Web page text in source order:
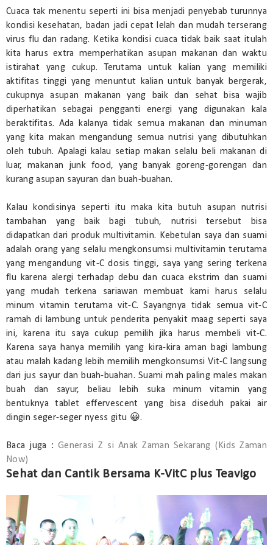
Cuaca tak menentu seperti ini bisa menjadi penyebab turunnya
kondisi kesehatan, badan jadi cepat lelah dan mudah terserang
virus flu dan radang. Ketika kondisi cuaca tidak baik saat itulah
kita harus extra memperhatikan asupan makanan dan waktu
istirahat yang cukup. Terutama untuk kalian yang memiliki
aktifitas tinggi yang menuntut kalian untuk banyak bergerak,
cukupnya asupan makanan yang baik dan sehat bisa wajib
diperhatikan sebagai pengganti energi yang digunakan kala
beraktifitas. Ada kalanya tidak semua makanan dan minuman
yang kita makan mengandung semua nutrisi yang dibutuhkan
oleh tubuh. Apalagi kalau setiap makan selalu beli makanan di
luar, makanan junk food, yang banyak goreng-gorengan dan
kurang asupan sayuran dan buah-buahan.
Kalau kondisinya seperti itu maka kita butuh asupan nutrisi
tambahan yang baik bagi tubuh, nutrisi tersebut bisa
didapatkan dari produk multivitamin. Kebetulan saya dan suami
adalah orang yang selalu mengkonsumsi multivitamin terutama
yang mengandung vit-C dosis tinggi, saya yang sering terkena
flu karena alergi terhadap debu dan cuaca ekstrim dan suami
yang mudah terkena sariawan membuat kami harus selalu
minum vitamin terutama vit-C. Sayangnya tidak semua vit-C
ramah di lambung untuk penderita penyakit maag seperti saya
ini, karena itu saya cukup pemilih jika harus membeli vit-C.
Karena saya hanya memilih yang kira-kira aman bagi lambung
atau malah kadang lebih memilih mengkonsumsi Vit-C langsung
dari jus sayur dan buah-buahan. Suami mah paling males makan
buah dan sayur, beliau lebih suka minum vitamin yang
bentuknya tablet effervescent yang bisa diseduh pakai air
dingin seger-seger nyess gitu 😀.
Baca juga :Generasi Z si Anak Zaman Sekarang (Kids Zaman
Now)
Sehat dan Cantik Bersama K-VitC plus Teavigo